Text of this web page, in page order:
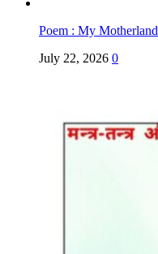
Poem : My Motherland
July 22, 2026 0